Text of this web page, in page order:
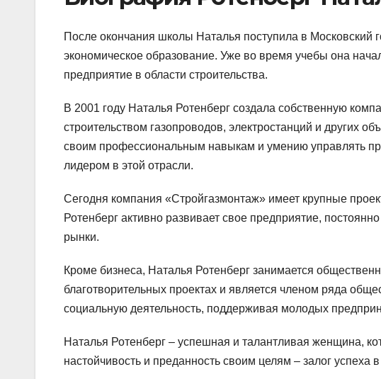
После окончания школы Наталья поступила в Московский
экономическое образование. Уже во время учебы она
предприятие в области строительства.
В 2001 году Наталья Ротенберг создала собственную
строительством газопроводов, электростанций и других
своим профессиональным навыкам и умению управлять
лидером в этой отрасли.
Сегодня компания «Стройгазмонтаж» имеет крупные
Ротенберг активно развивает свое предприятие,
рынки.
Кроме бизнеса, Наталья Ротенберг занимается
благотворительных проектах и является членом ряда
социальную деятельность, поддерживая молодых
Наталья Ротенберг – успешная и талантливая женщина,
настойчивость и преданность своим целям – залог успеха